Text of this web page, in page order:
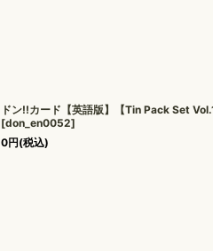
ドン!!カード【英語版】【Tin Pack Set
[don_en0052]
0円(税込)